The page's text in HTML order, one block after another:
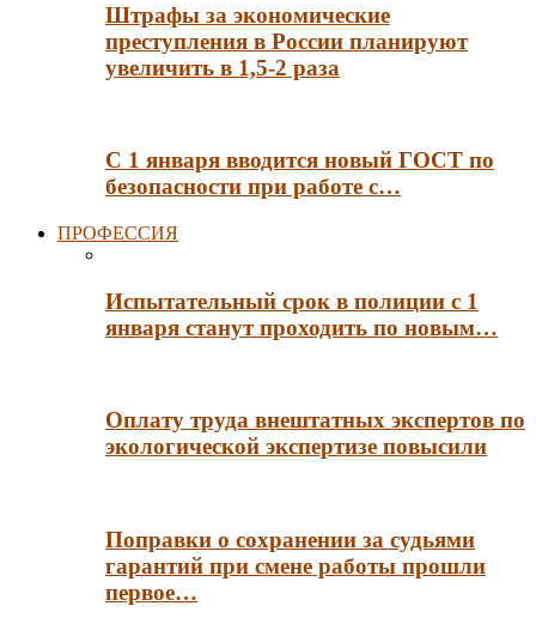
Штрафы за экономические
преступления в России планируют
увеличить в 1,5-2 раза
С 1 января вводится новый ГОСТ по
безопасности при работе с…
ПРОФЕССИЯ
Испытательный срок в полиции с 1
января станут проходить по новым…
Оплату труда внештатных экспертов по
экологической экспертизе повысили
Поправки о сохранении за судьями
гарантий при смене работы прошли
первое…